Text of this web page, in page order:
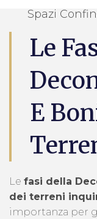
Spazi
Le
E
Le fasi della
dei terreni
importanza per